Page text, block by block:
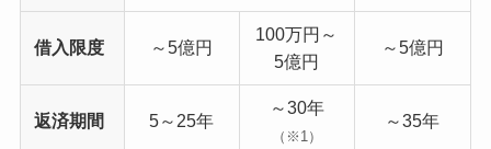
借入限度 ～5億円
100万円～
5億円
～5億円
返済期間 5～25年
～30年
（※1）
～35年